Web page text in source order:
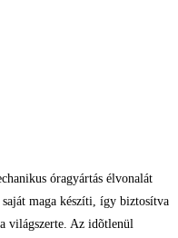
óragyártás élvonalát
maga készíti, így biztosítva
világszerte. Az idõtlenül